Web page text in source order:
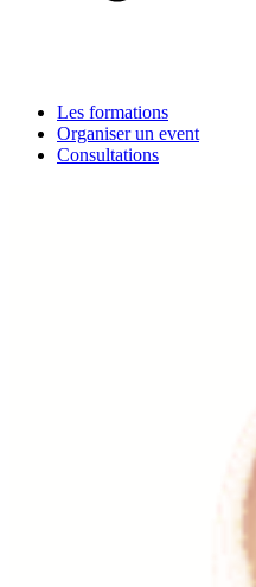
Les formations
Organiser un event
Consultations